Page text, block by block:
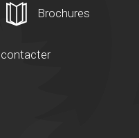
Brochures